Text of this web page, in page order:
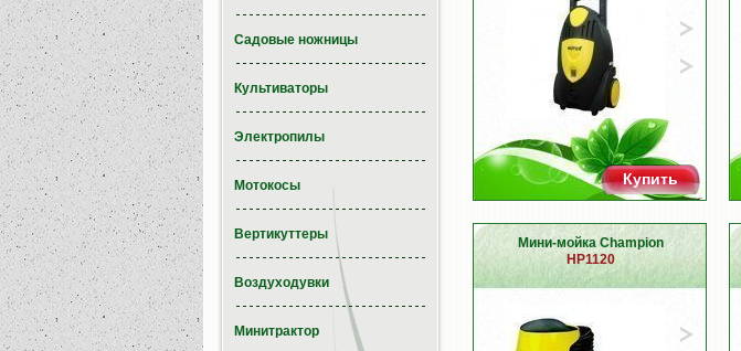
Купить
Мини-мойка Champion
HP1120
Садовые ножницы
Культиваторы
Электропилы
Мотокосы
Вертикуттеры
Воздуходувки
Минитрактор